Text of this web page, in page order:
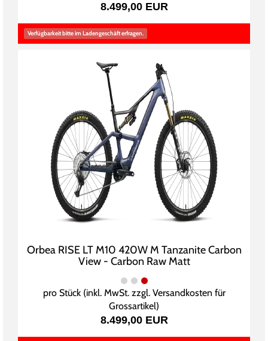
8.499,00 EUR
Verfügbarkeit bitte im Ladengeschäft erfragen.
Orbea RISE LT M10 420W M Tanzanite Carbon
View - Carbon Raw Matt
pro Stück (inkl. MwSt. zzgl. Versandkosten für
Grossartikel)
8.499,00 EUR